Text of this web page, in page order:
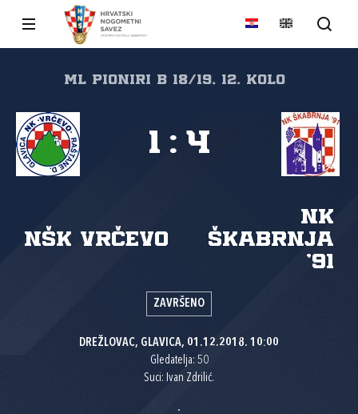
ml pioniri B 18/19, 12. kolo
NŠK Vrčevo
NK
Škabrnja
'91
1 : 4
ZAVRŠENO
DREŽLOVAC, GLAVICA, 01.12.2018. 10:00
Gledatelja: 50
Suci: Ivan Zdrilić.